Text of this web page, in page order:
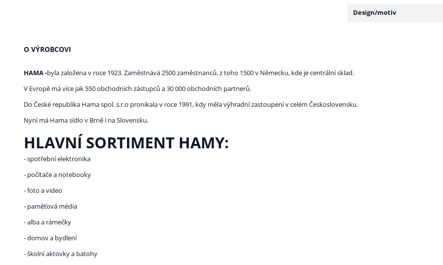
Design/motiv
O VÝROBCOVI
HAMA -byla založena v roce 1923. Zaměstnává 2500 zaměstnanců, z toho 1500 v Německu, kde je centrální sklad.
V Evropě má více jak 550 obchodních zástupců a 30 000 obchodních partnerů.
Do České republika Hama spol. s.r.o pronikala v roce 1991, kdy měla výhradní zastoupení v celém Československu.
Nyní má Hama sídlo v Brně i na Slovensku.
HLAVNÍ SORTIMENT HAMY:
- spotřební elektronika
- počítače a notebooky
- foto a video
- paměťová média
- alba a rámečky
- domov a bydlení
- školní aktovky a batohy